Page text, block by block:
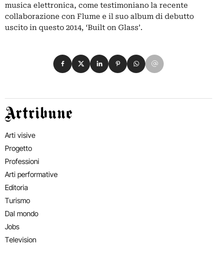
musica elettronica, come testimoniano la recente
collaborazione con Flume e il suo album di debutto
uscito in questo 2014, ‘Built on Glass’.
Condividi su Facebook
Condividi su X
Condividi su LinkedIn
Condividi su Pinterest
Condividi su WhatsApp
Condividi su Email
Artribune
Arti visive
Progetto
Professioni
Arti performative
Editoria
Turismo
Dal mondo
Jobs
Television